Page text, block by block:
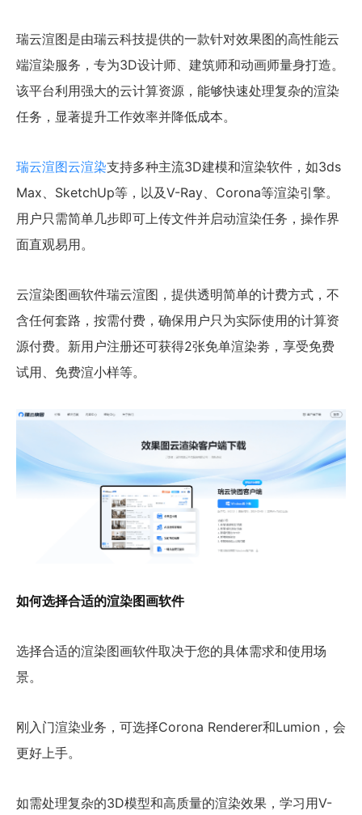
瑞云渲图是由瑞云科技提供的一款针对效果图的高性能云
端渲染服务，专为3D设计师、建筑师和动画师量身打造。
该平台利用强大的云计算资源，能够快速处理复杂的渲染
任务，显著提升工作效率并降低成本。
瑞云渲图云渲染支持多种主流3D建模和渲染软件，如3ds
Max、SketchUp等，以及V-Ray、Corona等渲染引擎。
用户只需简单几步即可上传文件并启动渲染任务，操作界
面直观易用。
云渲染图画软件瑞云渲图，提供透明简单的计费方式，不
含任何套路，按需付费，确保用户只为实际使用的计算资
源付费。新用户注册还可获得2张免单渲染劵，享受免费
试用、免费渲小样等。
如何选择合适的渲染图画软件
选择合适的渲染图画软件取决于您的具体需求和使用场
景。
刚入门渲染业务，可选择Corona Renderer和Lumion，会
更好上手。
如需处理复杂的3D模型和高质量的渲染效果，学习用V-